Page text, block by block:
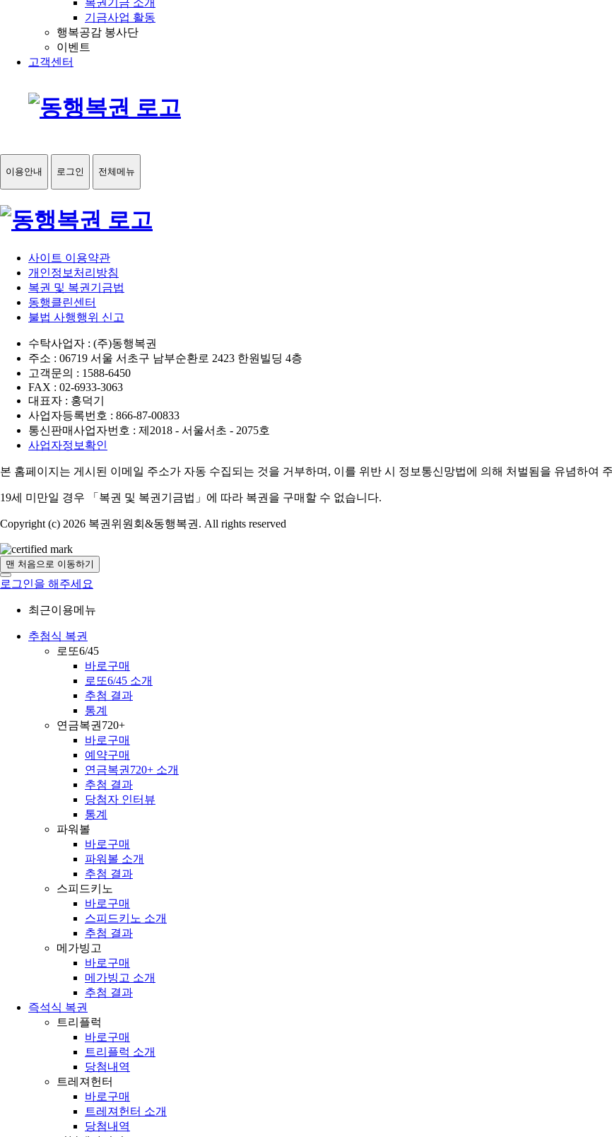
기금사업 활동
행복공감 봉사단
이벤트
고객센터
이용안내 로그인 전체메뉴
사이트 이용약관
개인정보처리방침
복권 및 복권기금법
동행클린센터
불법 사행행위 신고
수탁사업자 : (주)동행복권
주소 : 06719 서울 서초구 남부순환로 2423 한원빌딩 4층
고객문의 : 1588-6450
FAX : 02-6933-3063
대표자 : 홍덕기
사업자등록번호 : 866-87-00833
통신판매사업자번호 : 제2018 - 서울서초 - 2075호
사업자정보확인
본 홈페이지는 게시된 이메일 주소가 자동 수집되는 것을 거부하며, 이를 위반 시 정보통신망법에 의해 처벌됨을 유념하여
19세 미만일 경우 「복권 및 복권기금법」에 따라 복권을 구매할 수 없습니다.
Copyright (c) 2026 복권위원회&동행복권. All rights reserved
맨 처음으로 이동하기
로그인을 해주세요
최근이용메뉴
추첨식 복권
로또6/45
바로구매
로또6/45 소개
추첨 결과
통계
연금복권720+
바로구매
예약구매
연금복권720+ 소개
추첨 결과
당첨자 인터뷰
통계
파워볼
바로구매
파워볼 소개
추첨 결과
스피드키노
바로구매
스피드키노 소개
추첨 결과
메가빙고
바로구매
메가빙고 소개
추첨 결과
즉석식 복권
트리플럭
바로구매
트리플럭 소개
당첨내역
트레져헌터
바로구매
트레져헌터 소개
당첨내역